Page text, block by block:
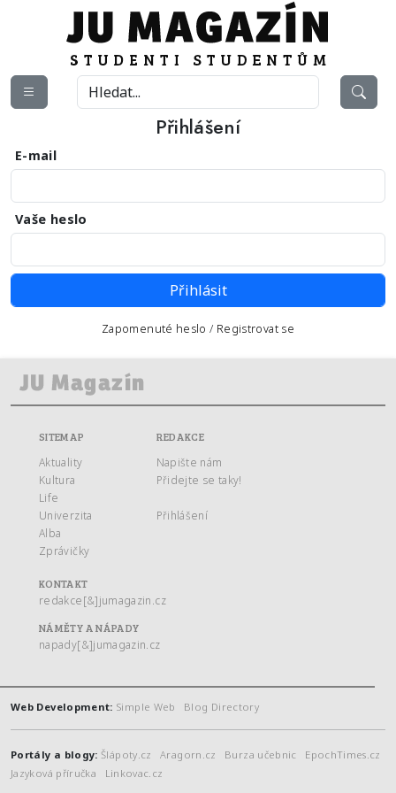
Přihlášení
E-mail
Vaše heslo
Zapomenuté heslo / Registrovat se
SITEMAP
Aktuality
Kultura
Life
Univerzita
Alba
Zprávičky
REDAKCE
Napište nám
Přidejte se taky!
Přihlášení
KONTAKT
redakce[&]jumagazin.cz
NÁMĚTY A NÁPADY
napady[&]jumagazin.cz
Web Development: Simple Web Blog Directory
Portály a blogy:Šlápoty.cz Aragorn.cz Burza učebnic
EpochTimes.cz
Jazyková příručka
Linkovac.cz